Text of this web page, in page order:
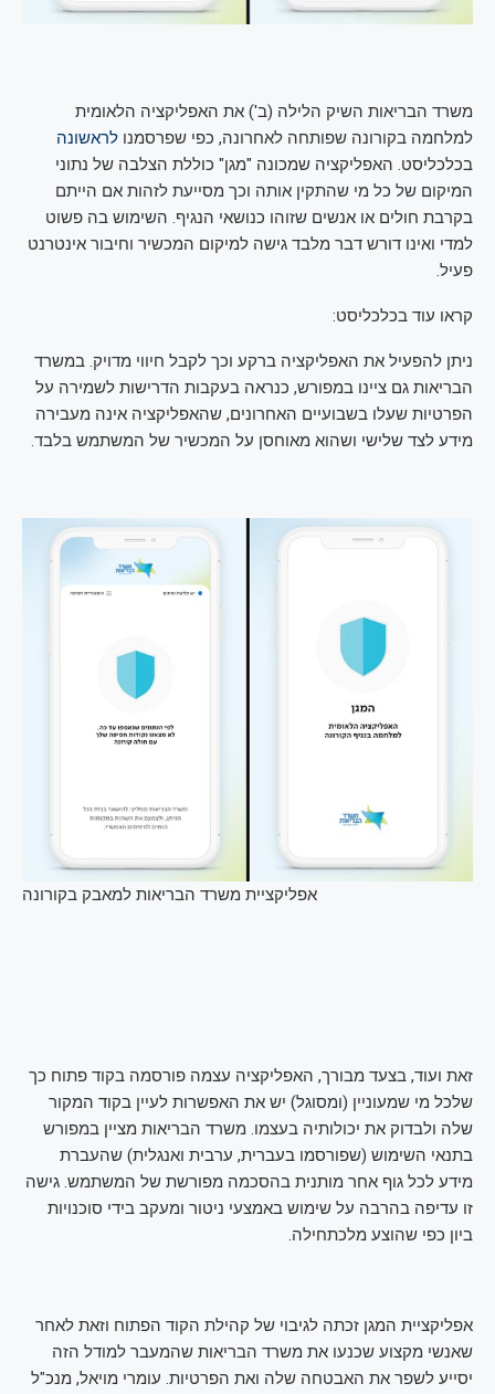
משרד הבריאות השיק הלילה (ב') את האפליקציה הלאומית
למלחמה בקורונה שפותחה לאחרונה, כפי שפרסמנו לראשונה
בכלכליסט. האפליקציה שמכונה "מגן" כוללת הצלבה של נתוני
המיקום של כל מי שהתקין אותה וכך מסייעת לזהות אם הייתם
בקרבת חולים או אנשים שזוהו כנושאי הנגיף. השימוש בה פשוט
למדי ואינו דורש דבר מלבד גישה למיקום המכשיר וחיבור אינטרנט
פעיל.
קראו עוד בכלכליסט:
ניתן להפעיל את האפליקציה ברקע וכך לקבל חיווי מדויק. במשרד
הבריאות גם ציינו במפורש, כנראה בעקבות הדרישות לשמירה על
הפרטיות שעלו בשבועיים האחרונים, שהאפליקציה אינה מעבירה
מידע לצד שלישי ושהוא מאוחסן על המכשיר של המשתמש בלבד.
אפליקציית משרד הבריאות למאבק בקורונה
זאת ועוד, בצעד מבורך, האפליקציה עצמה פורסמה בקוד פתוח כך
שלכל מי שמעוניין (ומסוגל) יש את האפשרות לעיין בקוד המקור
שלה ולבדוק את יכולותיה בעצמו. משרד הבריאות מציין במפורש
בתנאי השימוש (שפורסמו בעברית, ערבית ואנגלית) שהעברת
מידע לכל גוף אחר מותנית בהסכמה מפורשת של המשתמש. גישה
זו עדיפה בהרבה על שימוש באמצעי ניטור ומעקב בידי סוכנויות
ביון כפי שהוצע מלכתחילה.
אפליקציית המגן זכתה לגיבוי של קהילת הקוד הפתוח וזאת לאחר
שאנשי מקצוע שכנעו את משרד הבריאות שהמעבר למודל הזה
יסייע לשפר את האבטחה שלה ואת הפרטיות. עומרי מויאל, מנכ"ל